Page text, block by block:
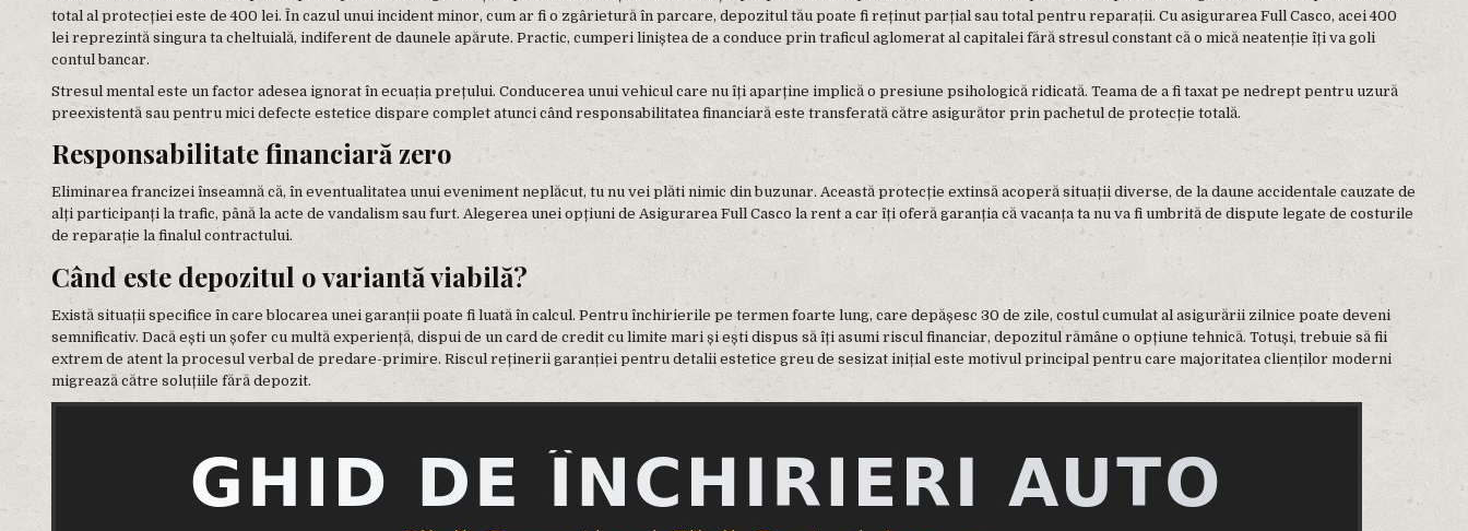
total al protecției este de 400 lei. În cazul unui incident minor, cum ar fi o zgârietură în parcare, depozitul tău poate fi reținut parțial sau total pentru reparații. Cu asigurarea Full Casco, acei 400
lei reprezintă singura ta cheltuială, indiferent de daunele apărute. Practic, cumperi liniștea de a conduce prin traficul aglomerat al capitalei fără stresul constant că o mică neatenție îți va goli
contul bancar.
Stresul mental este un factor adesea ignorat în ecuația prețului. Conducerea unui vehicul care nu îți aparține implică o presiune psihologică ridicată. Teama de a fi taxat pe nedrept pentru uzură
preexistentă sau pentru mici defecte estetice dispare complet atunci când responsabilitatea financiară este transferată către asigurător prin pachetul de protecție totală.
Responsabilitate financiară zero
Eliminarea francizei înseamnă că, în eventualitatea unui eveniment neplăcut, tu nu vei plăti nimic din buzunar. Această protecție extinsă acoperă situații diverse, de la daune accidentale cauzate de
alți participanți la trafic, până la acte de vandalism sau furt. Alegerea unei opțiuni de Asigurarea Full Casco la rent a car îți oferă garanția că vacanța ta nu va fi umbrită de dispute legate de costurile
de reparație la finalul contractului.
Când este depozitul o variantă viabilă?
Există situații specifice în care blocarea unei garanții poate fi luată în calcul. Pentru închirierile pe termen foarte lung, care depășesc 30 de zile, costul cumulat al asigurării zilnice poate deveni
semnificativ. Dacă ești un șofer cu multă experiență, dispui de un card de credit cu limite mari și ești dispus să îți asumi riscul financiar, depozitul rămâne o opțiune tehnică. Totuși, trebuie să fii
extrem de atent la procesul verbal de predare-primire. Riscul reținerii garanției pentru detalii estetice greu de sesizat inițial este motivul principal pentru care majoritatea clienților moderni
migrează către soluțiile fără depozit.